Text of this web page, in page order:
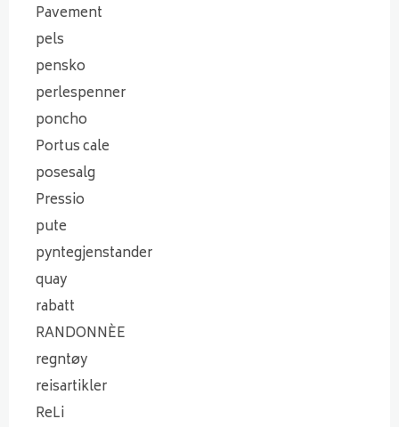
Pavement
pels
pensko
perlespenner
poncho
Portus cale
posesalg
Pressio
pute
pyntegjenstander
quay
rabatt
RANDONNÈE
regntøy
reisartikler
ReLi